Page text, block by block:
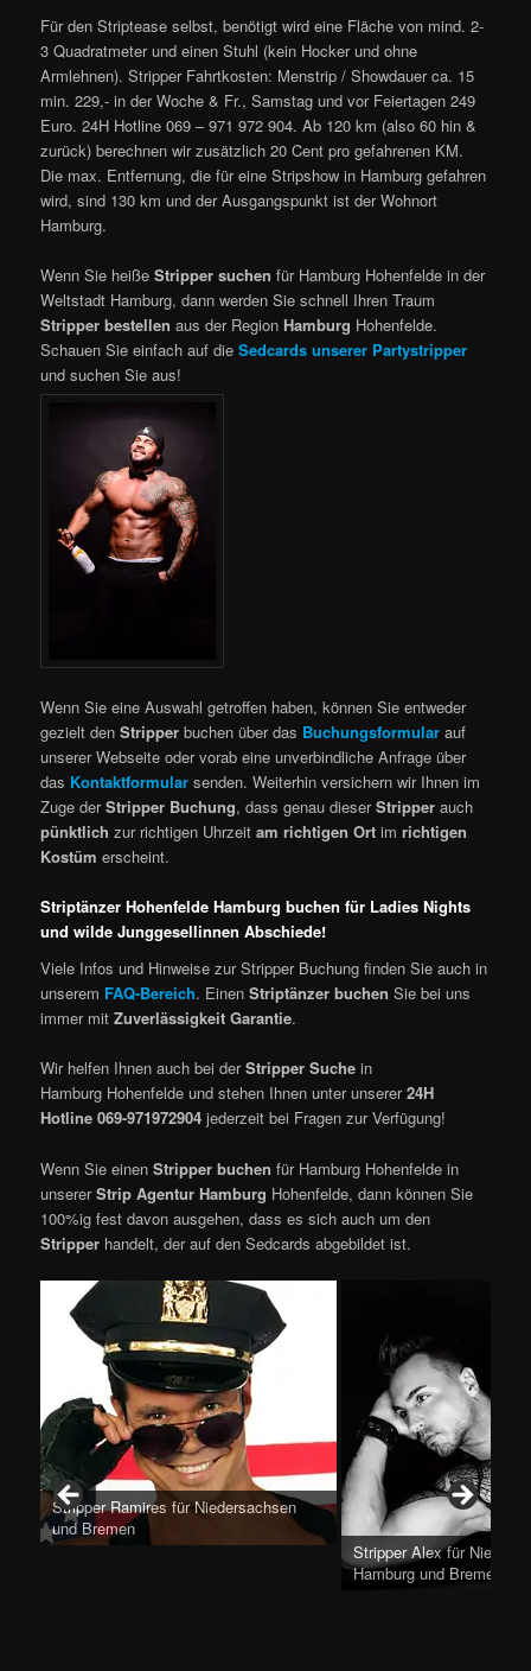
Für den Striptease selbst, benötigt wird eine Fläche von mind. 2-
3 Quadratmeter und einen Stuhl (kein Hocker und ohne
Armlehnen). Stripper Fahrtkosten: Menstrip / Showdauer ca. 15
min. 229,- in der Woche & Fr., Samstag und vor Feiertagen 249
Euro. 24H Hotline 069 – 971 972 904. Ab 120 km (also 60 hin &
zurück) berechnen wir zusätzlich 20 Cent pro gefahrenen KM.
Die max. Entfernung, die für eine Stripshow in Hamburg gefahren
wird, sind 130 km und der Ausgangspunkt ist der Wohnort
Hamburg.
Wenn Sie heißeStripper suchen für Hamburg Hohenfelde in der
Weltstadt Hamburg, dann werden Sie schnell Ihren Traum
Stripper bestellen aus der Region Hamburg Hohenfelde.
Schauen Sie einfach auf dieSedcards unserer Partystripper
und suchen Sie aus!
Wenn Sie eine Auswahl getroffen haben, können Sie entweder
gezielt denStripper buchen über das Buchungsformular auf
unserer Webseite oder vorab eine unverbindliche Anfrage über
das Kontaktformular senden. Weiterhin versichern wir Ihnen im
Zuge derStripper Buchung, dass genau dieserStripper auch
pünktlich zur richtigen Uhrzeitam richtigen Ort imrichtigen
Kostüm erscheint.
Striptänzer Hohenfelde Hamburg buchen für Ladies Nights
und wilde Junggesellinnen Abschiede!
Viele Infos und Hinweise zur Stripper Buchung finden Sie auch in
unserem FAQ-Bereich. EinenStriptänzer buchen Sie bei uns
immer mitZuverlässigkeit Garantie.
Wir helfen Ihnen auch bei derStripper Suche in
Hamburg Hohenfelde und stehen Ihnen unter unserer24H
Hotline 069-971972904 jederzeit bei Fragen zur Verfügung!
Wenn Sie einenStripper buchen für Hamburg Hohenfelde in
unsererStrip Agentur Hamburg Hohenfelde, dann können Sie
100%ig fest davon ausgehen, dass es sich auch um den
Stripper handelt, der auf den Sedcards abgebildet ist.
Stripper Ramires für Niedersachsen
und Bremen
Stripper Alex für
Hamburg und Bremen